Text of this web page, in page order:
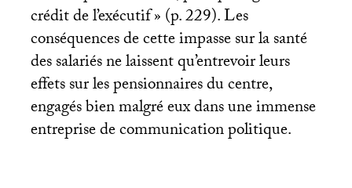
crédit de l’exécutif» (p. 229). Les
conséquences de cette impasse sur la santé
des salariés ne laissent qu’entrevoir leurs
effets sur les pensionnaires du centre,
engagés bien malgré eux dans une immense
entreprise de communication politique.